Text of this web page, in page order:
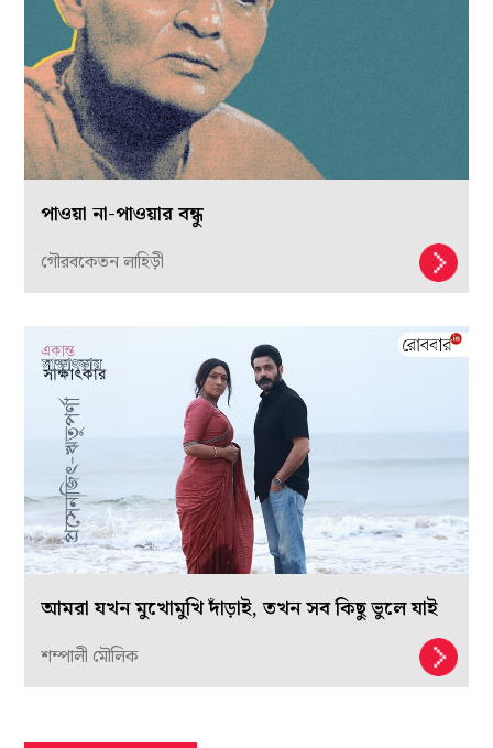
পাওয়া না-পাওয়ার বন্ধু
গৌরবকেতন লাহিড়ী
আমরা যখন মুখোমুখি দাঁড়াই, তখন সব কিছু ভুলে যাই
শম্পালী মৌলিক